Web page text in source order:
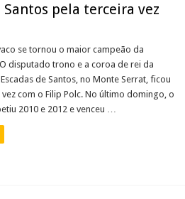
Santos pela terceira vez
se tornou o maior campeão da
disputado trono e a coroa de rei da
de Santos, no Monte Serrat, ficou
com o Filip Polc. No último domingo, o
2010 e 2012 e venceu …